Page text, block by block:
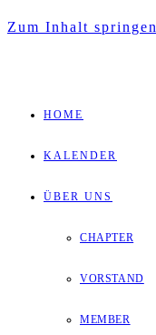
Zum Inhalt springen
HOME
KALENDER
ÜBER UNS
CHAPTER
VORSTAND
MEMBER